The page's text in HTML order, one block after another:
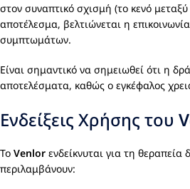
στον συναπτικό σχισμή (το κενό
αποτέλεσμα, βελτιώνεται η
συμπτωμάτων.
Είναι σημαντικό να σημειωθεί ότι η
αποτελέσματα, καθώς ο εγκέφαλος
Ενδείξεις Χρήσης του
Το Venlor ενδείκνυται για τη
περιλαμβάνουν: